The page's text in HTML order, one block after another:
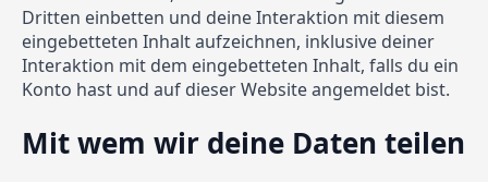
Dritten einbetten und deine Interaktion mit diesem
eingebetteten Inhalt aufzeichnen, inklusive deiner
Interaktion mit dem eingebetteten Inhalt, falls du ein
Konto hast und auf dieser Website angemeldet bist.
Mit wem wir deine Daten teilen